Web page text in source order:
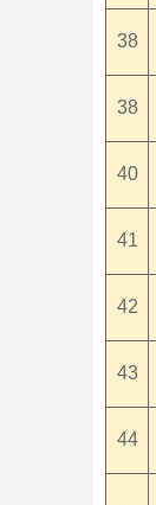
38
38
40
41
42
43
44